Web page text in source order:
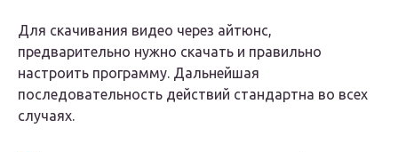
Для скачивания видео через айтюнс,
предварительно нужно скачать и правильно
настроить программу. Дальнейшая
последовательность действий стандартна во всех
случаях.